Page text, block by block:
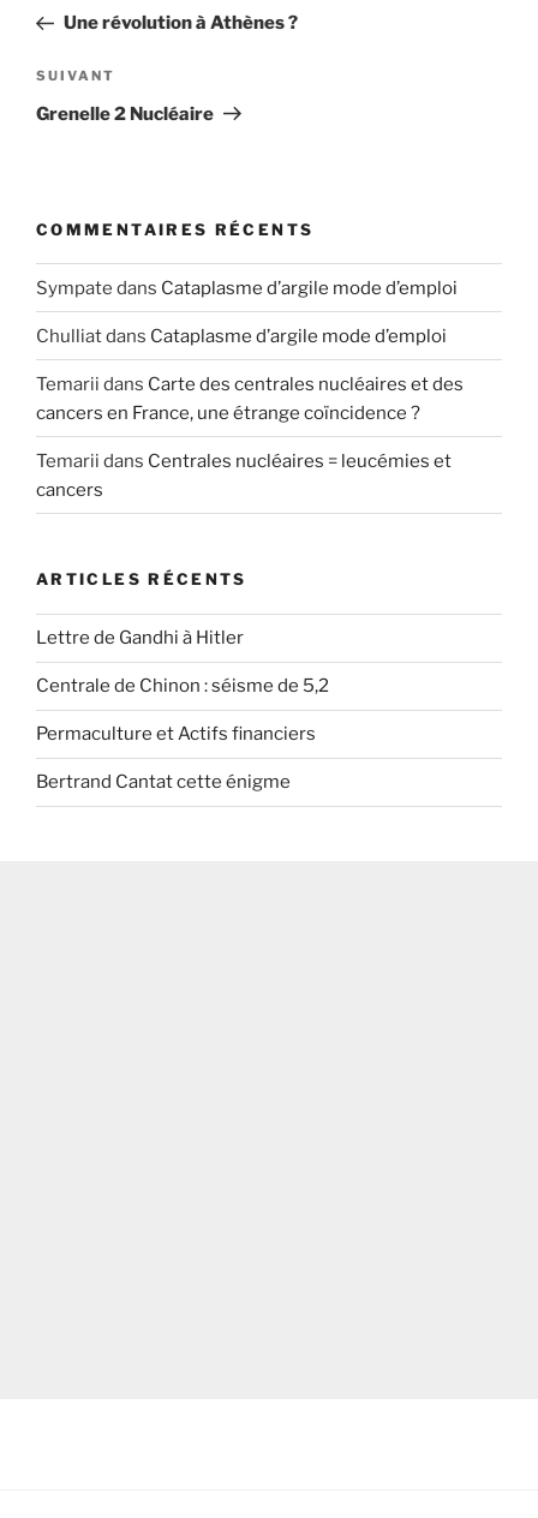
l’article
précédent
Une révolution à Athènes ?
Article
suivant
SUIVANT
Grenelle 2 Nucléaire
COMMENTAIRES RÉCENTS
Sympate dans Cataplasme d’argile mode d’emploi
Chulliatdans Cataplasme d’argile mode d’emploi
Temarii dans Carte des centrales nucléaires et des
cancers en France, une étrange coïncidence ?
Temarii dans Centrales nucléaires = leucémies et
cancers
ARTICLES RÉCENTS
Lettre de Gandhi à Hitler
Centrale de Chinon : séisme de 5,2
Permaculture et Actifs financiers
Bertrand Cantat cette énigme